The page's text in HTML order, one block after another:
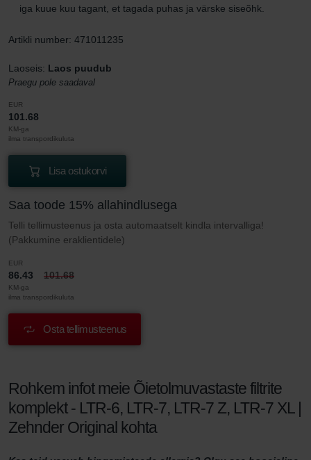
iga kuue kuu tagant, et tagada puhas ja värske siseõhk.
Artikli number: 471011235
Laoseis: Laos puudub
Praegu pole saadaval
EUR
101.68
KM-ga
ilma transpordikuluta
Lisa ostukorvi
Saa toode 15% allahindlusega
Telli tellimusteenus ja osta automaatselt kindla intervalliga!
(Pakkumine eraklientidele)
EUR
86.43 101.68
KM-ga
ilma transpordikuluta
Osta tellimusteenus
Rohkem infot meie Õietolmuvastaste filtrite
komplekt - LTR-6, LTR-7, LTR-7 Z, LTR-7 XL |
Zehnder Original kohta